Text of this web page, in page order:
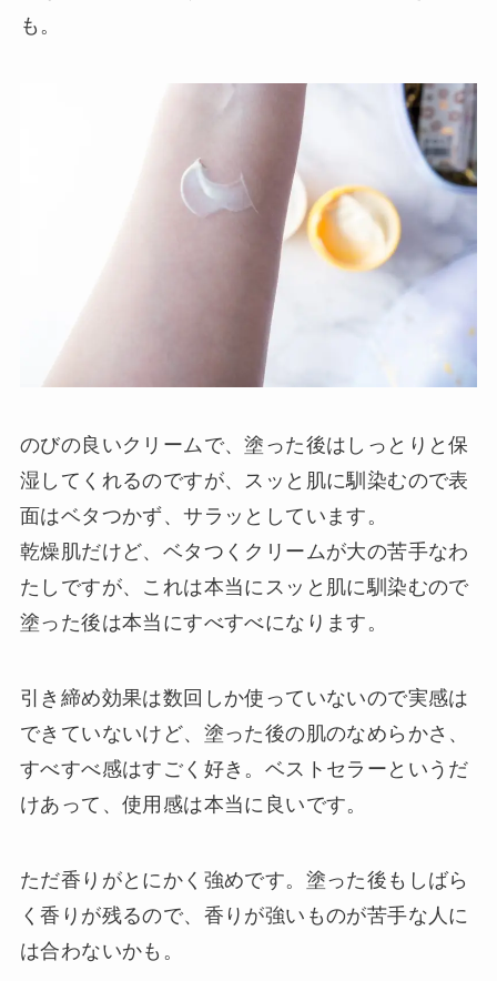
も。
のびの良いクリームで、塗った後はしっとりと保
湿してくれるのですが、スッと肌に馴染むので表
面はベタつかず、サラッとしています。
乾燥肌だけど、ベタつくクリームが大の苦手なわ
たしですが、これは本当にスッと肌に馴染むので
塗った後は本当にすべすべになります。
引き締め効果は数回しか使っていないので実感は
できていないけど、塗った後の肌のなめらかさ、
すべすべ感はすごく好き。ベストセラーというだ
けあって、使用感は本当に良いです。
ただ香りがとにかく強めです。塗った後もしばら
く香りが残るので、香りが強いものが苦手な人に
は合わないかも。